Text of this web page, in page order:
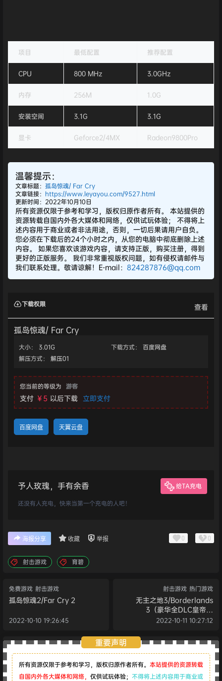
项目 最低配置 推荐配置
CPU 800 MHz 3.0GHz
内存 256M 1.0G
安装空间 3.1G 3.1G
显卡 Geforce2/4MX Radeon9800Pro
温馨提示：
文章标题： 孤岛惊魂/ Far Cry
文章链接： https://www.leyayou.com/9527.html
更新时间：2022年10月10日
所有资源仅限于参考和学习，版权归原作者所有。 本站提供的
资源转载自国内外各大媒体和网络，仅供试玩体验； 不得将上
述内容用于商业或者非法用途，否则，一切后果请用户自负。
您必须在下载后的24个小时之内，从您的电脑中彻底删除上述
内容。 如果您喜欢该游戏内容，请支持正版，购买注册，得到
更好的正版服务。 我们非常重视版权问题，如有侵权请邮件与
我们联系处理。敬请谅解！E-mail： 824287876@qq.com
下载权限 查看
孤岛惊魂/ Far Cry
大小： 3.01G 下载方式：
百度网盘
解压方式：
解压01
您当前的等级为 游客
支付 ￥5 以后下载 立即支付
百度网盘 天翼云盘
予人玫瑰，手有余香 给TA充电
还没有人充电，快来当第一个充电的人吧！
海报分享 收藏 举报 0 0
射击游戏 育碧
免费游戏 射击游戏
孤岛惊魂2/Far Cry 2
2022-10-10 19:26:45
射击游戏 热门游戏
无主之地3/Borderlands
3（豪华全DLC皇帝版
V20210125）
2022-10-11 10:27:12
重要声明
所有资源仅限于参考和学习，版权归原作者所有。 本站提供的资源转载
自国内外各大媒体和网络， 仅供试玩体验； 不得将上述内容用于商业或